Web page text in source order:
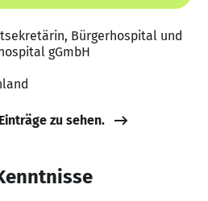
Bürgerhospital und
gGmbH
zu sehen.